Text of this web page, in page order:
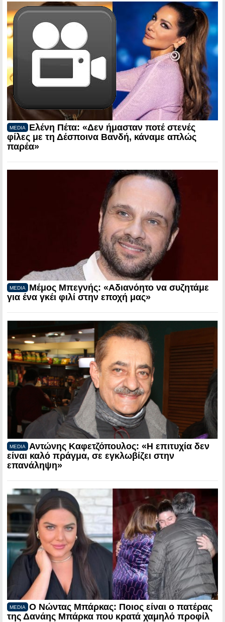
MEDIA
Ελένη Πέτα: «Δεν ήμασταν ποτέ στενές
φίλες με τη Δέσποινα Βανδή, κάναμε απλώς
παρέα»
MEDIA
Μέμος Μπεγνής: «Αδιανόητο να συζητάμε
για ένα γκέι φιλί στην εποχή μας»
MEDIA
Αντώνης Καφετζόπουλος: «Η επιτυχία δεν
είναι καλό πράγμα, σε εγκλωβίζει στην
επανάληψη»
MEDIA
Ο Νώντας Μπάρκας: Ποιος είναι ο πατέρας
της Δανάης Μπάρκα που κρατά χαμηλό προφίλ